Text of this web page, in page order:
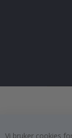
Vi bruker cookies